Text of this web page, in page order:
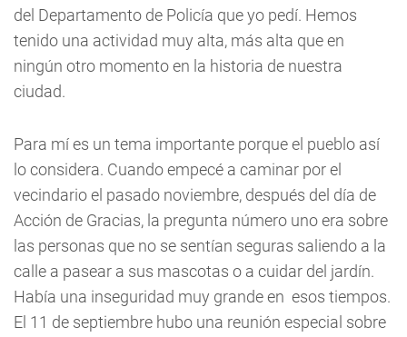
del Departamento de Policía que yo pedí. Hemos
tenido una actividad muy alta, más alta que en
ningún otro momento en la historia de nuestra
ciudad.
Para mí es un tema importante porque el pueblo así
lo considera. Cuando empecé a caminar por el
vecindario el pasado noviembre, después del día de
Acción de Gracias, la pregunta número uno era sobre
las personas que no se sentían seguras saliendo a la
calle a pasear a sus mascotas o a cuidar del jardín.
Había una inseguridad muy grande en esos tiempos.
El 11 de septiembre hubo una reunión especial sobre